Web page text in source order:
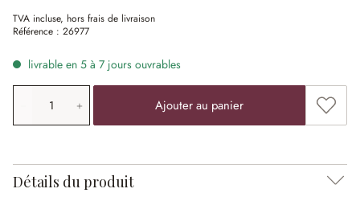
TVA incluse, hors frais de livraison
Référence : 26977
livrable en 5 à 7 jours ouvrables
Quantité de produit: saisissez la valeur souhaitée ou
Ajouter au panier
Détails du produit